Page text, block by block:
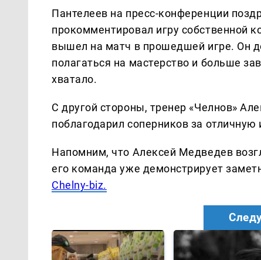
Пантелеев на пресс-конференции
прокомментировал игру собственной
вышел на матч в прошедшей игре. Он
полагаться на мастерство и больше
хватало.
С другой стороны, тренер «Челнов»
поблагодарил соперников за отличную
Напомним, что Алексей Медведев
его команда уже демонстрирует
Chelny-biz.